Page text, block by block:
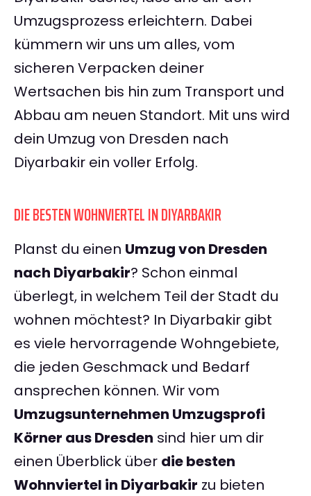
Umzugsprozess erleichtern. Dabei
kümmern wir uns um alles, vom
sicheren Verpacken deiner
Wertsachen bis hin zum Transport und
Abbau am neuen Standort. Mit uns wird
dein Umzug von Dresden nach
Diyarbakir ein voller Erfolg.
DIE BESTEN WOHNVIERTEL IN DIYARBAKIR
Planst du einen Umzug von Dresden
nach Diyarbakir? Schon einmal
überlegt, in welchem Teil der Stadt du
wohnen möchtest? In Diyarbakir gibt
es viele hervorragende Wohngebiete,
die jeden Geschmack und Bedarf
ansprechen können. Wir vom
Umzugsunternehmen Umzugsprofi
Körner aus Dresden sind hier um dir
einen Überblick über die besten
Wohnviertel in Diyarbakir zu bieten